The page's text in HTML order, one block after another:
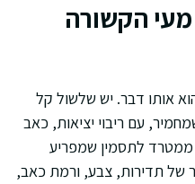
הקשורה
אותו דבר. יש שלשול קל
עם ריבוי יציאות, כאב
ממטרד לתסמין שמפריע
של תדירות, צבע, ורמת כאב,